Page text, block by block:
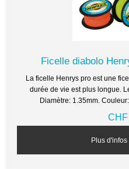
Ficelle diabolo
La ficelle Henrys pro est une
durée de vie est plus longue.
Diamètre: 1.35mm.
Plus